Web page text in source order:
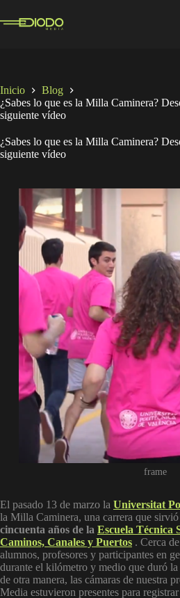
al
contenido
Inicio
Blog
¿Sabes lo que es la Milla Caminera?
siguiente vídeo
¿Sabes lo que es la Milla Caminera?
siguiente vídeo
frame
El pasado 13 de marzo la Universitat
la Milla Caminera, una carrera que
cincuenta años de la Escuela Técnica
Caminos, Canales y Puertos . Cerca
alumnos, profesores y participantes en
durante el kilómetro y medio que duró
de otra manera, las cámaras de nuestra
Media estuvieron presentes para